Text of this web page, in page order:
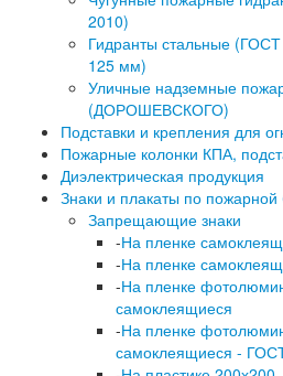
2010)
Гидранты стальные
125 мм)
Уличные надземные
(ДОРОШЕВСКОГО)
Подставки и крепления для
Пожарные колонки КПА,
Диэлектрическая продукция
Знаки и плакаты по пожарной
Запрещающие знаки
-На пленке
-На пленке
-На пленке
самоклеящиеся
-На пленке
самоклеящиеся -